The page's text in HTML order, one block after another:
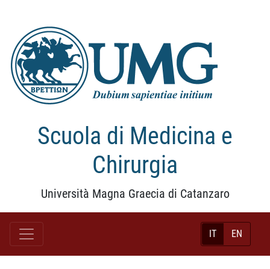
Scuola di Medicina e
Chirurgia
Università Magna Graecia di Catanzaro
IT EN